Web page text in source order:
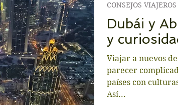
Dubái y
y
Viajar a nuevos
parecer
países con
Así...
CONSEJOS VIAJEROS